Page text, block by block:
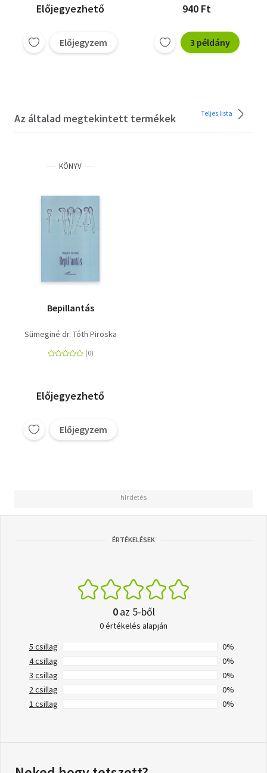
Előjegyezhető
Előjegyzem
940 Ft
3 példány
Az általad megtekintett termékek Teljes lista
KÖNYV
Bepillantás
Sümeginé dr. Tóth Piroska
Előjegyezhető
Előjegyzem
ÉRTÉKELÉSEK
0az 5-ből
0 értékelés alapján
5 csillag
0%
4 csillag
0%
3 csillag
0%
2 csillag
0%
1 csillag
0%